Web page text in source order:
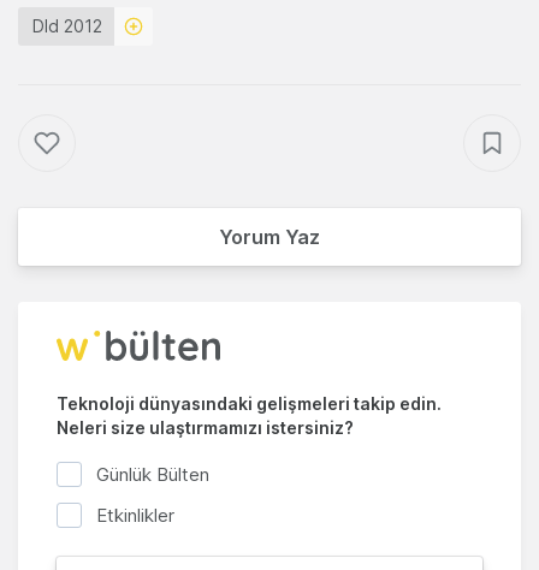
Dld 2012
Yorum Yaz
Teknoloji dünyasındaki gelişmeleri takip edin.
Neleri size ulaştırmamızı istersiniz?
Günlük Bülten
Etkinlikler